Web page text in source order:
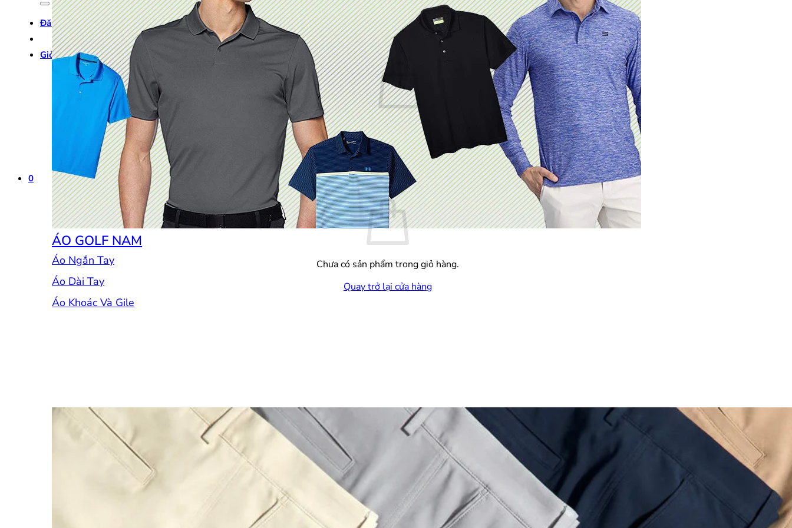
Đăng nhập
Giỏ hàng /0₫ 0
Chưa có sản phẩm trong giỏ hàng.
Quay trở lại cửa hàng
0
Giỏ hàng
Chưa có sản phẩm trong giỏ hàng.
Quay trở lại cửa hàng
ÁO GOLF NAM
Áo Ngắn Tay
Áo Dài Tay
Áo Khoác Và Gile